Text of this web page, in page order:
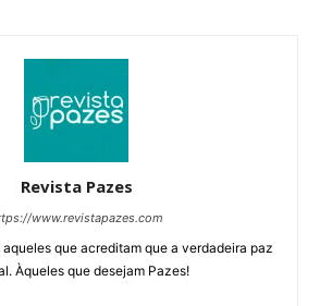
Revista Pazes
www.revistapazes.com
que acreditam que a verdadeira paz
Àqueles que desejam Pazes!